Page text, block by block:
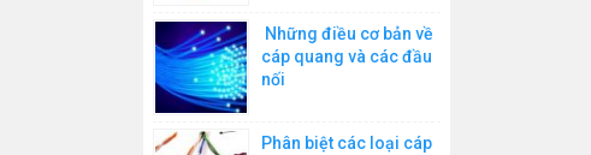
Những điều cơ bản về
cáp quang và các đầu
nối
Phân biệt các loại cáp